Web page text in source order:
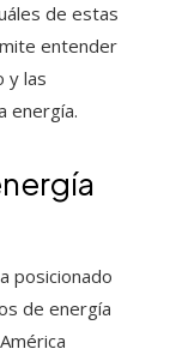
de estas
entender
y las
energía.
posicionado
de energía